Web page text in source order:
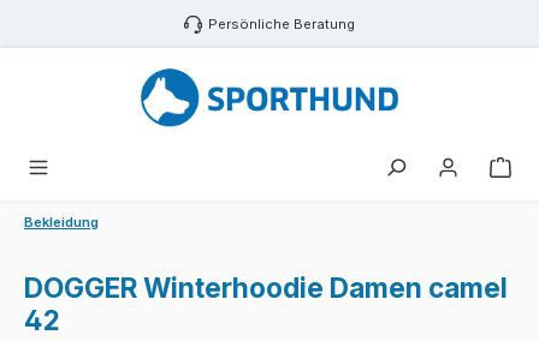
Zum Hauptinhalt springen Persönliche Beratung
Bekleidung
DOGGER Winterhoodie Damen camel
42